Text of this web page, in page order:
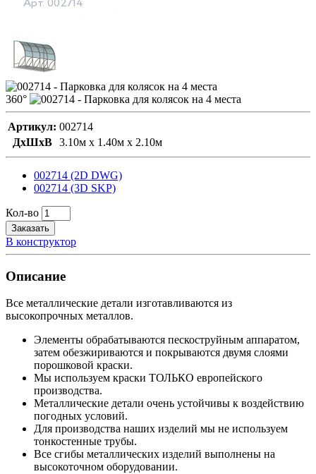
360°
Артикул: 002714
ДxШxВ
3.10м x 1.40м x 2.10м
002714 (2D DWG)
002714 (3D SKP)
Кол-во
Заказать
В конструктор
Описание
Все металлические детали изготавливаются из
высокопрочных металлов.
Элементы обрабатываются пескоструйным аппаратом,
затем обезжириваются и покрываются двумя слоями
порошковой краски.
Мы используем краски ТОЛЬКО европейского
производства.
Металлические детали очень устойчивы к воздействию
погодных условий.
Для производства наших изделий мы не используем
тонкостенные трубы.
Все сгибы металлических изделий выполнены на
высокоточном оборудовании.